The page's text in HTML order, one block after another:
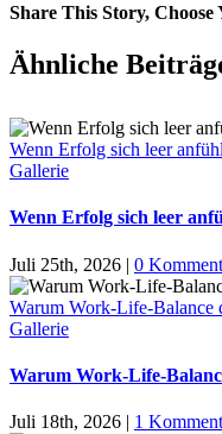
Share This Story,
Ähnliche
Wenn Erfolg sich leer
Gallerie
Wenn Erfolg sich leer
Juli 25th, 2026 | 0
Warum Work-Life-Balance
Gallerie
Warum Work-Life-
Juli 18th, 2026 | 1